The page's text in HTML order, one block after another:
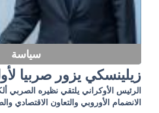
سياسة
زيلينسكي يزور صربيا
الرئيس الأوكراني يلتقي نظيره الصربي
الانضمام الأوروبي والتعاون الاقتصادي